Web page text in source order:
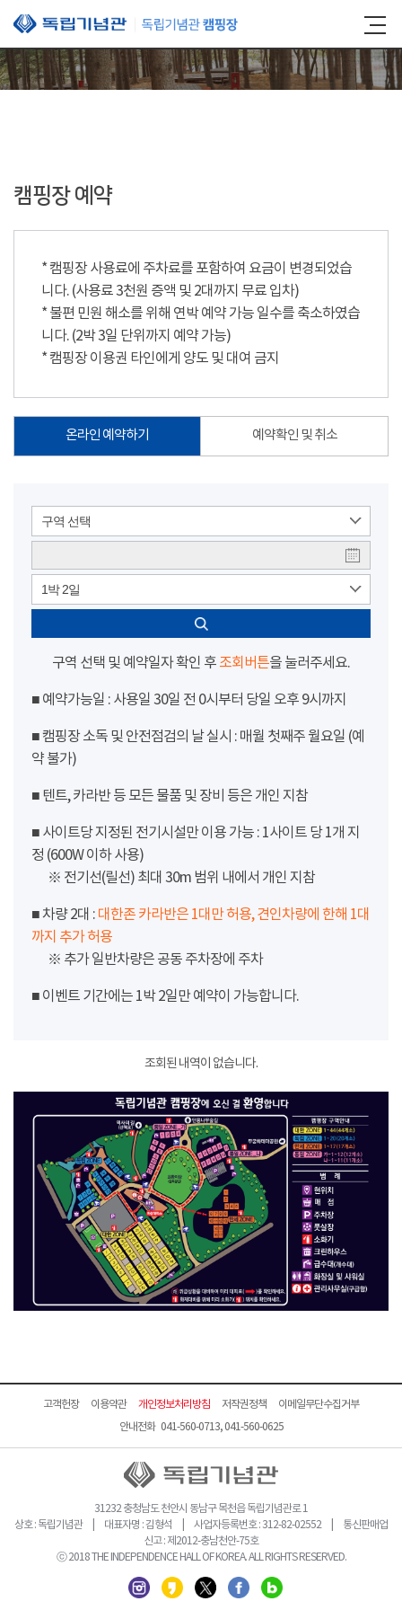
본문 바로가기
캠핑장 예약
* 캠핑장 사용료에 주차료를 포함하여 요금이 변경되었습
니다. (사용료 3천원 증액 및 2대까지 무료 입차)
* 불편 민원 해소를 위해 연박 예약 가능 일수를 축소하였습
니다. (2박 3일 단위까지 예약 가능)
* 캠핑장 이용권 타인에게 양도 및 대여 금지
온라인 예약하기 예약확인 및 취소
구역 선택
1박 2일
구역 선택 및 예약일자 확인 후 조회버튼을 눌러주세요.
■ 예약가능일 : 사용일 30일 전 0시부터 당일 오후 9시까지
■ 캠핑장 소독 및 안전점검의 날 실시 : 매월 첫째주 월요일 (예
약 불가)
■ 텐트, 카라반 등 모든 물품 및 장비 등은 개인 지참
■ 사이트당 지정된 전기시설만 이용 가능 : 1사이트 당 1개 지
정 (600W 이하 사용)
※ 전기선(릴선) 최대 30m 범위 내에서 개인 지참
■ 차량 2대 : 대한존 카라반은 1대만 허용, 견인차량에 한해 1대
까지 추가 허용
※ 추가 일반차량은 공동 주차장에 주차
■ 이벤트 기간에는 1박 2일만 예약이 가능합니다.
조회된 내역이 없습니다.
고객헌장 이용약관 개인정보처리방침 저작권정책
이메일무단수집거부
안내전화 041-560-0713, 041-560-0625
31232 충청남도 천안시 동남구 목천읍 독립기념관로 1
상호 : 독립기념관 | 대표자명 : 김형석 | 사업자등록번호 : 312-82-02552 | 통신판매업
신고 : 제2012-충남천안-75호
ⓒ 2018 THE INDEPENDENCE HALL OF KOREA. ALL RIGHTS RESERVED.